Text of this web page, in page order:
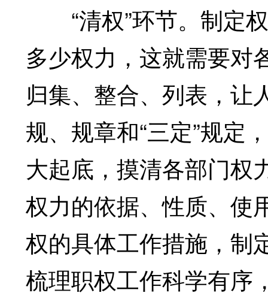
“清权”环节。制定权
多少权力，这就需要对
归集、整合、列表，让
规、规章和“三定”规定
大起底，摸清各部门权
权力的依据、性质、使
权的具体工作措施，制
梳理职权工作科学有序